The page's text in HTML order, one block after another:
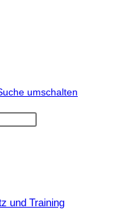
umschalten
und Training